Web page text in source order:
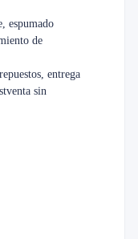
espumado
de
entrega
sin